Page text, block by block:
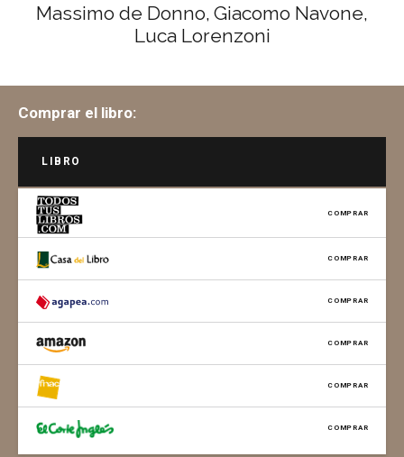
Massimo de Donno, Giacomo Navone,
Luca Lorenzoni
Comprar el libro:
LIBRO
COMPRAR
COMPRAR
COMPRAR
COMPRAR
COMPRAR
COMPRAR